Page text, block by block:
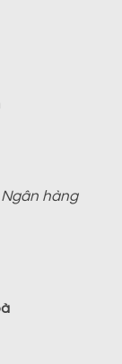
hàng